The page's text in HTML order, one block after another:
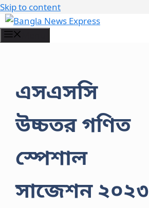
Skip to content
এসএসসি
উচ্চতর গণিত
স্পেশাল
সাজেশন ২০২৩